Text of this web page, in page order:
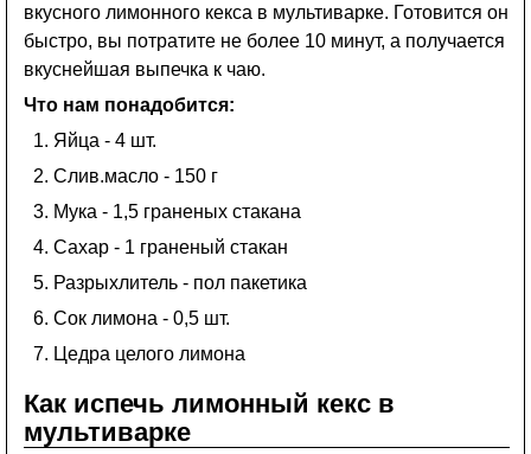
вкусного лимонного кекса в мультиварке. Готовится он
быстро, вы потратите не более 10 минут, а получается
вкуснейшая выпечка к чаю.
Что нам понадобится:
Яйца - 4 шт.
Слив.масло - 150 г
Мука - 1,5 граненых стакана
Сахаp - 1 граненый стакан
Разрыхлитель - пол пакетика
Сок лимона - 0,5 шт.
Цедpа целого лимона
Как испечь лимонный кекс в
мультиварке